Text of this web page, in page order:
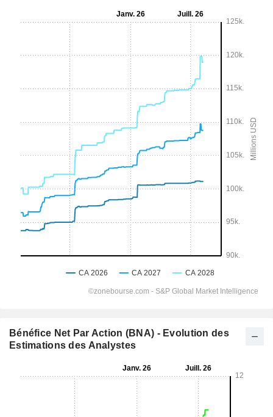
Bénéfice Net Par Action (BNA) - Evolution des
Estimations des Analystes